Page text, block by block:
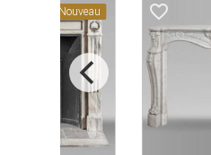
Nouveau favorite_border